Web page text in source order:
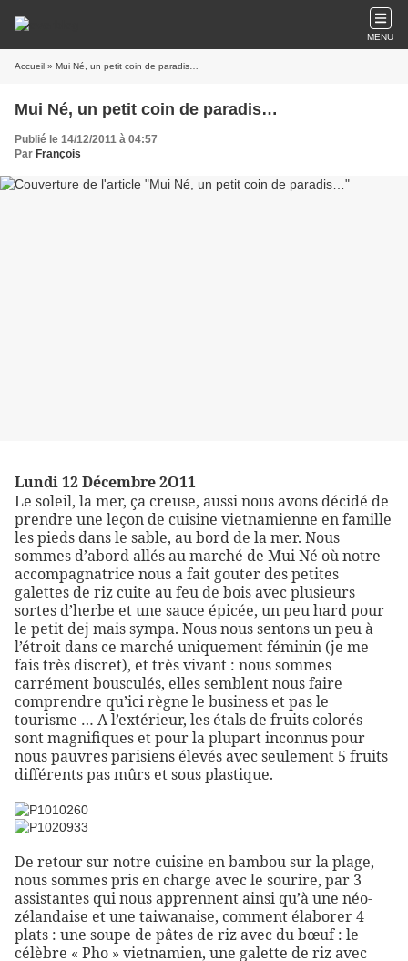
MENU
Accueil » Mui Né, un petit coin de paradis…
Mui Né, un petit coin de paradis…
Publié le 14/12/2011 à 04:57
Par François
Lundi 12 Décembre 2O11
Le soleil, la mer, ça creuse, aussi nous avons décidé de
prendre une leçon de cuisine vietnamienne en famille
les pieds dans le sable, au bord de la mer. Nous
sommes d’abord allés au marché de Mui Né où notre
accompagnatrice nous a fait gouter des petites
galettes de riz cuite au feu de bois avec plusieurs
sortes d’herbe et une sauce épicée, un peu hard pour
le petit dej mais sympa. Nous nous sentons un peu à
l’étroit dans ce marché uniquement féminin (je me
fais très discret), et très vivant : nous sommes
carrément bousculés, elles semblent nous faire
comprendre qu’ici règne le business et pas le
tourisme … A l’extérieur, les étals de fruits colorés
sont magnifiques et pour la plupart inconnus pour
nous pauvres parisiens élevés avec seulement 5 fruits
différents pas mûrs et sous plastique.
De retour sur notre cuisine en bambou sur la plage,
nous sommes pris en charge avec le sourire, par 3
assistantes qui nous apprennent ainsi qu’à une néo-
zélandaise et une taiwanaise, comment élaborer 4
plats : une soupe de pâtes de riz avec du bœuf : le
célèbre « Pho » vietnamien, une galette de riz avec